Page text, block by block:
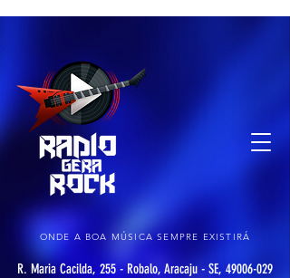
ONDE A BOA MÚSICA SEMPRE EXISTIRÁ
R. Maria Cacilda, 255 - Robalo, Aracaju - SE, 49006-029